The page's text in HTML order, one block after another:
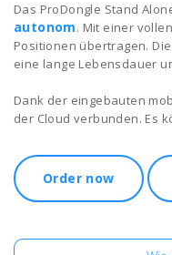
Das ProDongle Stand
autonom. Mit einer
Positionen übertragen.
eine lange Lebensdauer
Dank der eingebauten
der Cloud verbunden. Es
Order now